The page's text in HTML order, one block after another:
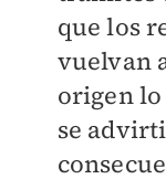
que los
vuelvan
origen
se